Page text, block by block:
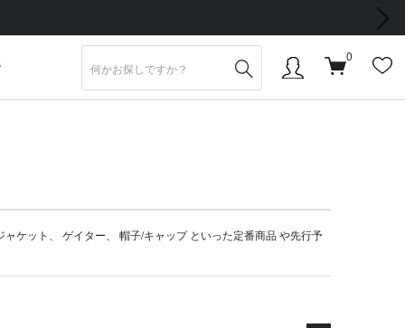
次の画像
0
ャケット ゲイター 帽子/キャップといった定番商品 や先行予